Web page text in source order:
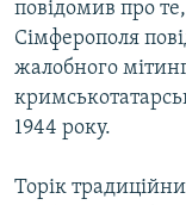
повідомив про
Сімферополя
жалобного
1944 року.
Торік